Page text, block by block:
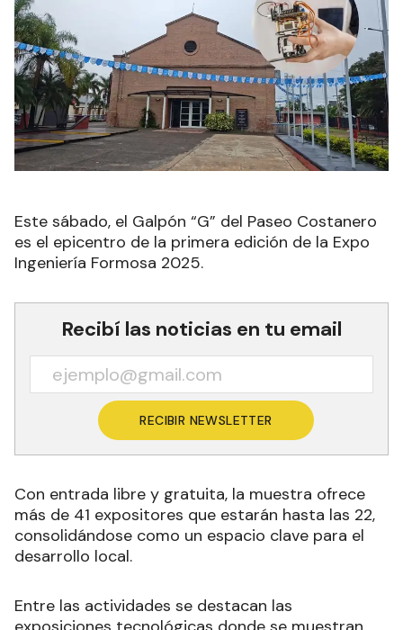
Este sábado, el Galpón “G” del Paseo Costanero
es el epicentro de la primera edición de la Expo
Ingeniería Formosa 2025.
Recibí las noticias en tu email
RECIBIR NEWSLETTER
Con entrada libre y gratuita, la muestra ofrece
más de 41 expositores que estarán hasta las 22,
consolidándose como un espacio clave para el
desarrollo local.
Entre las actividades se destacan las